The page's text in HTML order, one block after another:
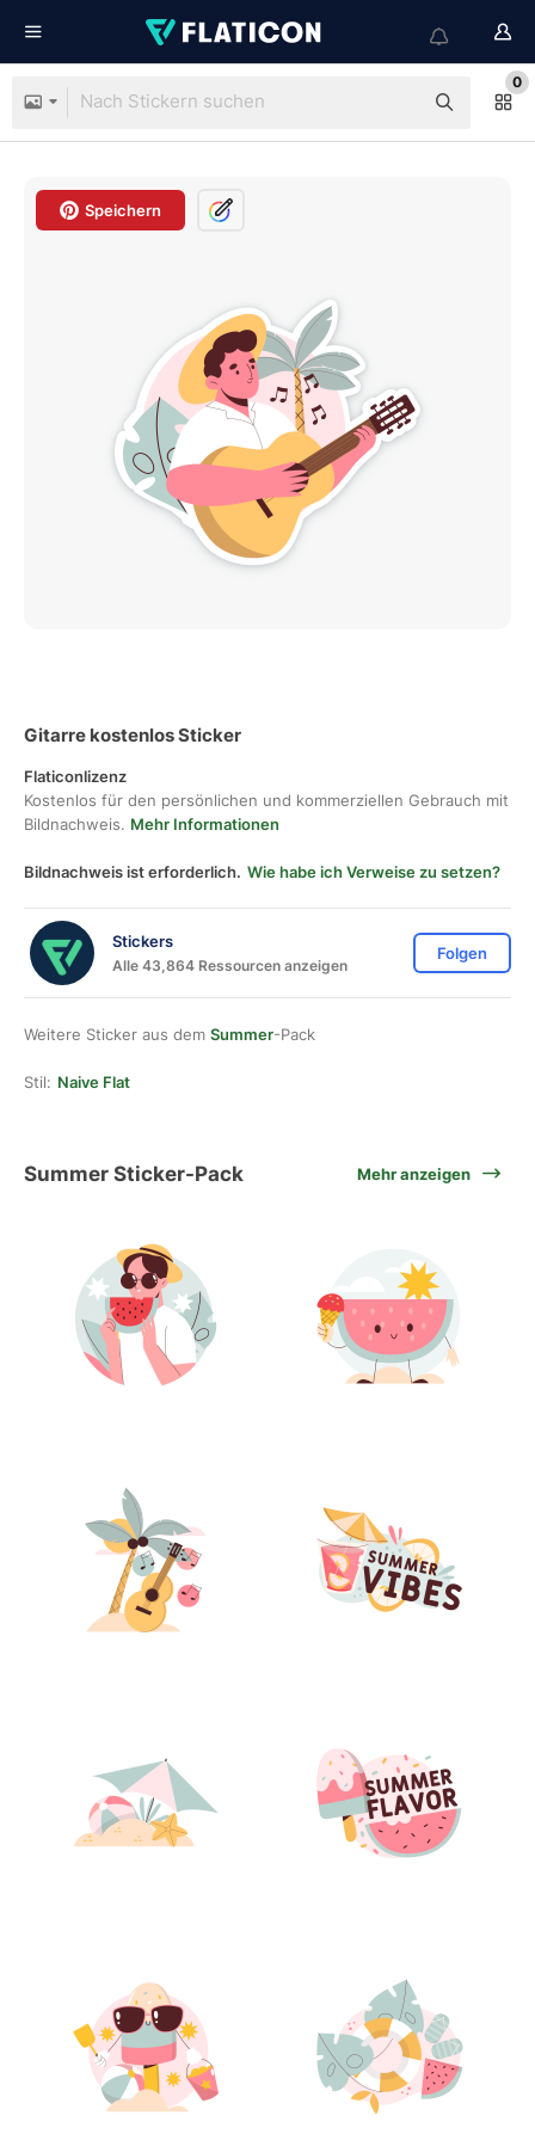
0
Speichern
Gitarre kostenlos Sticker
Flaticonlizenz
Kostenlos für den persönlichen und kommerziellen Gebrauch mit
Bildnachweis. Mehr Informationen
Bildnachweis ist erforderlich. Wie habe ich Verweise zu setzen?
Stickers
Alle 43,864 Ressourcen anzeigen
Folgen
Weitere Sticker aus dem Summer-Pack
Stil: Naive Flat
Summer Sticker-Pack Mehr anzeigen